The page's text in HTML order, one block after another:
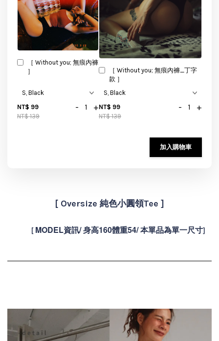
［ Without you; 無痕內褲
］
NT$ 99
NT$ 139
- +
［ Without you; 無痕內褲_丁字
款 ］
NT$ 99
NT$ 139
- +
加入購物車
[ Oversize 純色小圓領Tee ]
[ MODEL資訊/ 身高160體重54/ 本單品為單一尺寸]